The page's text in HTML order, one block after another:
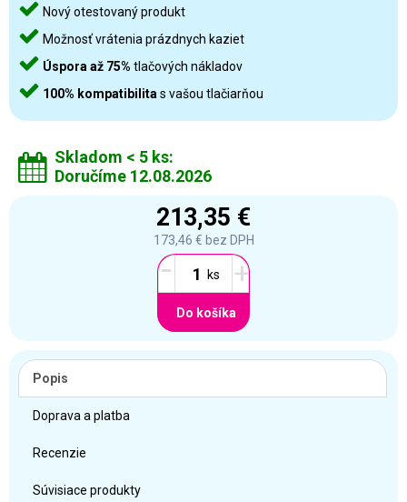
Nový otestovaný produkt
Možnosť vrátenia prázdnych kaziet
Úspora až 75% tlačových nákladov
100% kompatibilita s vašou tlačiarňou
Skladom < 5 ks:
Doručíme 12.08.2026
213,35 €
173,46 € bez DPH
- +
Do košíka
Popis
Doprava a platba
Recenzie
Súvisiace produkty